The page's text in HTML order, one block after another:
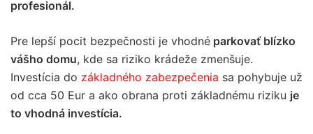
profesionál.
Pre lepší pocit bezpečnosti je vhodné parkovať blízko
vášho domu, kde sa riziko krádeže zmenšuje.
Investícia do základného zabezpečenia sa pohybuje už
od cca 50 Eur a ako obrana proti základnému riziku je
to vhodná investícia.